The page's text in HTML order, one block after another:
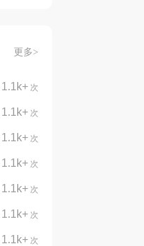
更多>
1.1k+ 次
1.1k+ 次
1.1k+ 次
1.1k+ 次
1.1k+ 次
1.1k+ 次
1.1k+ 次